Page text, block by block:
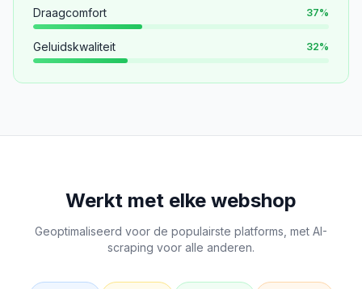
Draagcomfort 37%
Geluidskwaliteit 32%
Werkt met elke webshop
Geoptimaliseerd voor de populairste platforms, met AI-
scraping voor alle anderen.